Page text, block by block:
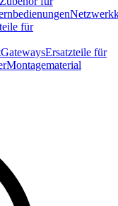
für
GatewaysErsatzteile für
Montagematerial